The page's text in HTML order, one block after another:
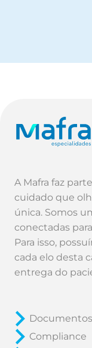
A Mafra faz
cuidado que
única. Somos
conectadas
Para isso,
cada elo desta
entrega do
Compliance